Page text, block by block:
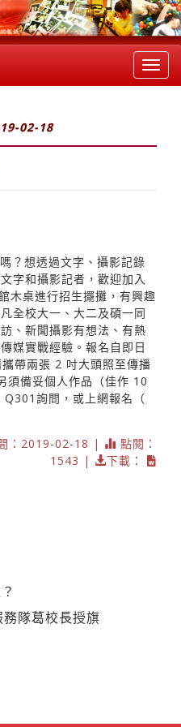
02-18
？想透過文字、攝影記錄
字和攝影記者，歡迎加入
木桌進行招生擺攤，有興趣
全校大一、大二及碩一同
、新聞攝影有想法、有熱
媒實戰經驗。報名自即日
帶兩張 2 吋大頭照至傳播
須備妥個人作品（佳作 10
詢問，或上網報名（
：2019-02-18 |
點閱：
1543 |
下載：
隊葛校長授旗